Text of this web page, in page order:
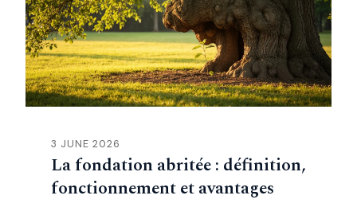
3 JUNE 2026
La fondation abritée : définition,
fonctionnement et avantages